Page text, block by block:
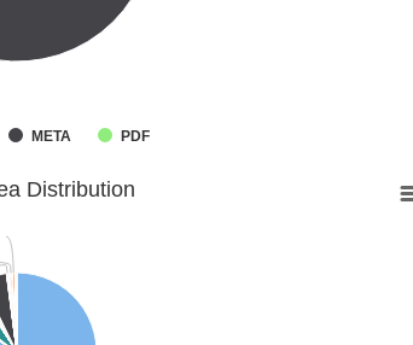
META PDF
Distribution